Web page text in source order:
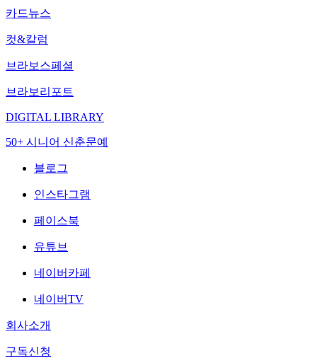
카드뉴스
컷&칼럼
브라보스페셜
브라보리포트
DIGITAL LIBRARY
50+ 시니어 신춘문예
블로그
인스타그램
페이스북
유튜브
네이버카페
네이버TV
회사소개
구독신청